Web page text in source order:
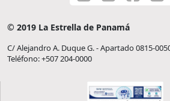
© 2019 La Estrella de Panamá
C/ Alejandro A. Duque G. - Apartado 0815-
Teléfono: +507 204-0000